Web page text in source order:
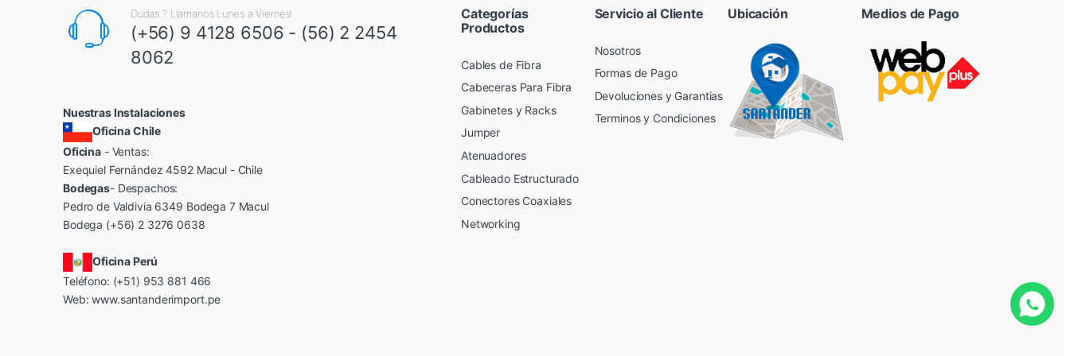
Dudas ? Llamanos Lunes a Viernes!
(+56) 9 4128 6506 - (56) 2 2454
8062
Nuestras Instalaciones
Oficina Chile
Oficina - Ventas:
Exequiel Fernández 4592 Macul - Chile
Bodegas- Despachos:
Pedro de Valdivia 6349 Bodega 7 Macul
Bodega (+56) 2 3276 0638
Oficina Perú
Teléfono: (+51) 953 881 466
Web:www.santanderimport.pe
Categorías
Productos
Cables de Fibra
Cabeceras Para Fibra
Gabinetes y Racks
Jumper
Atenuadores
Cableado Estructurado
Conectores Coaxiales
Networking
Servicio al Cliente
Nosotros
Formas de Pago
Devoluciones y Garantias
Terminos y Condiciones
Ubicación Medios de Pago